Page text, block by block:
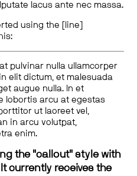
lacus ante nec massa.
using the [line]
pulvinar nulla ullamcorper
elit dictum, et malesuada
augue nulla. In et
lobortis arcu at egestas
ut laoreet vel,
in arcu volutpat,
enim.
the "callout" style with
currently receives the